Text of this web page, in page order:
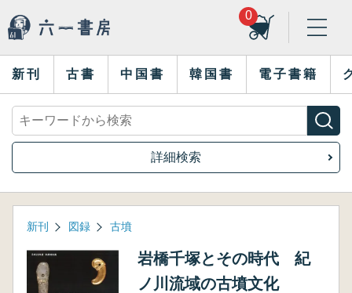
0
新刊 古書 中国書 韓国書 電子書籍
詳細検索
新刊 図録 古墳
岩橋千塚とその時代 紀
ノ川流域の古墳文化